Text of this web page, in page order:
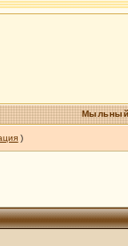
Мыльный
)